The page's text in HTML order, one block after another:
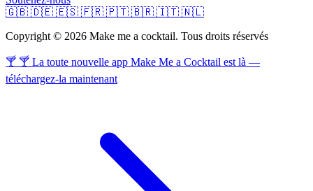
🇬🇧 🇩🇪 🇪🇸 🇫🇷 🇵🇹 🇧🇷 🇮🇹 🇳🇱
Copyright © 2026 Make me a cocktail. Tous droits réservés
🍸 🍸 La toute nouvelle app Make Me a Cocktail est là —
téléchargez-la maintenant